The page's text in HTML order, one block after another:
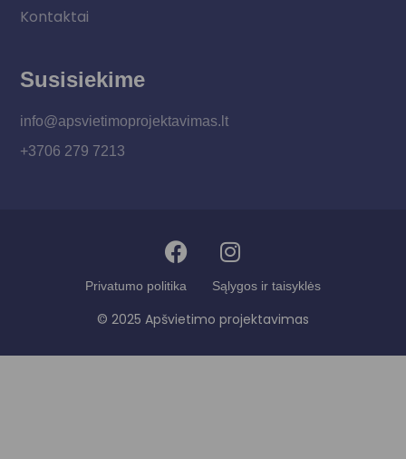
Kontaktai
Susisiekime
info@apsvietimoprojektavimas.lt
+3706 279 7213
Privatumo politika Sąlygos ir taisyklės
© 2025 Apšvietimo projektavimas